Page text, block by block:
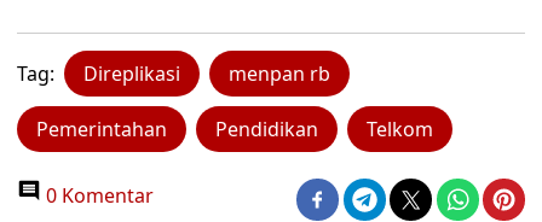
Tag: Direplikasi menpan rb
Pemerintahan Pendidikan Telkom
0 Komentar